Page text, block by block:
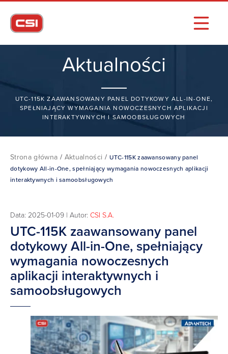
Aktualności
UTC-115K ZAAWANSOWANY PANEL DOTYKOWY ALL-IN-ONE,
SPEŁNIAJĄCY WYMAGANIA NOWOCZESNYCH APLIKACJI
INTERAKTYWNYCH I SAMOOBSŁUGOWYCH
Strona główna / Aktualności / UTC-115K zaawansowany panel
dotykowy All-in-One, spełniający wymagania nowoczesnych aplikacji
interaktywnych i samoobsługowych
Data: 2025-01-09 | Autor: CSI S.A.
UTC-115K zaawansowany panel
dotykowy All-in-One, spełniający
wymagania nowoczesnych
aplikacji interaktywnych i
samoobsługowych